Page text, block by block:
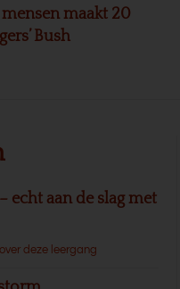
maakt 20
Bush
echt aan de slag met
deze leergang